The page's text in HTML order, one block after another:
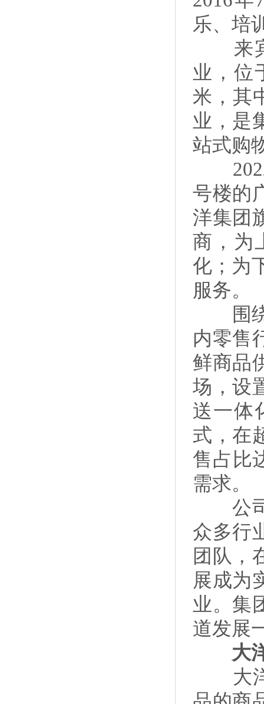
乐、培
来宾
业，位
米，其
业，是
站式购
2022
号楼的
洋集团
商，为
化；为
服务。
围绕
内零售
鲜商品
场，设
送一体
式，在
售占比
需求。
公司
众多行
团队，
展成为
业。集
道发展
大洋
大洋